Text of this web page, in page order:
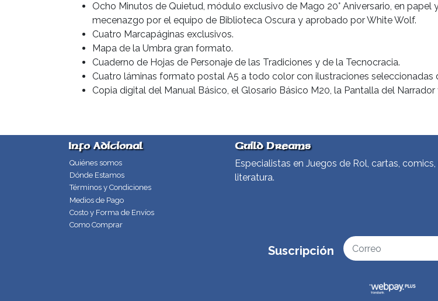
Ocho Minutos de Quietud, módulo exclusivo de Mago 20° Aniversario, en
mecenazgo por el equipo de Biblioteca Oscura y aprobado por White Wolf.
Cuatro Marcapáginas exclusivos.
Mapa de la Umbra gran formato.
Cuaderno de Hojas de Personaje de las Tradiciones y de la Tecnocracia.
Cuatro láminas formato postal A5 a todo color con ilustraciones seleccionadas
Copia digital del Manual Básico, el Glosario Básico M20, la Pantalla del
Info Adicional
Quiénes somos
Dónde Estamos
Términos y Condiciones
Medios de Pago
Costo y Forma de Envíos
Como Comprar
Guild Dreams
Especialistas en Juegos de Rol, cartas,
literatura.
Suscripción